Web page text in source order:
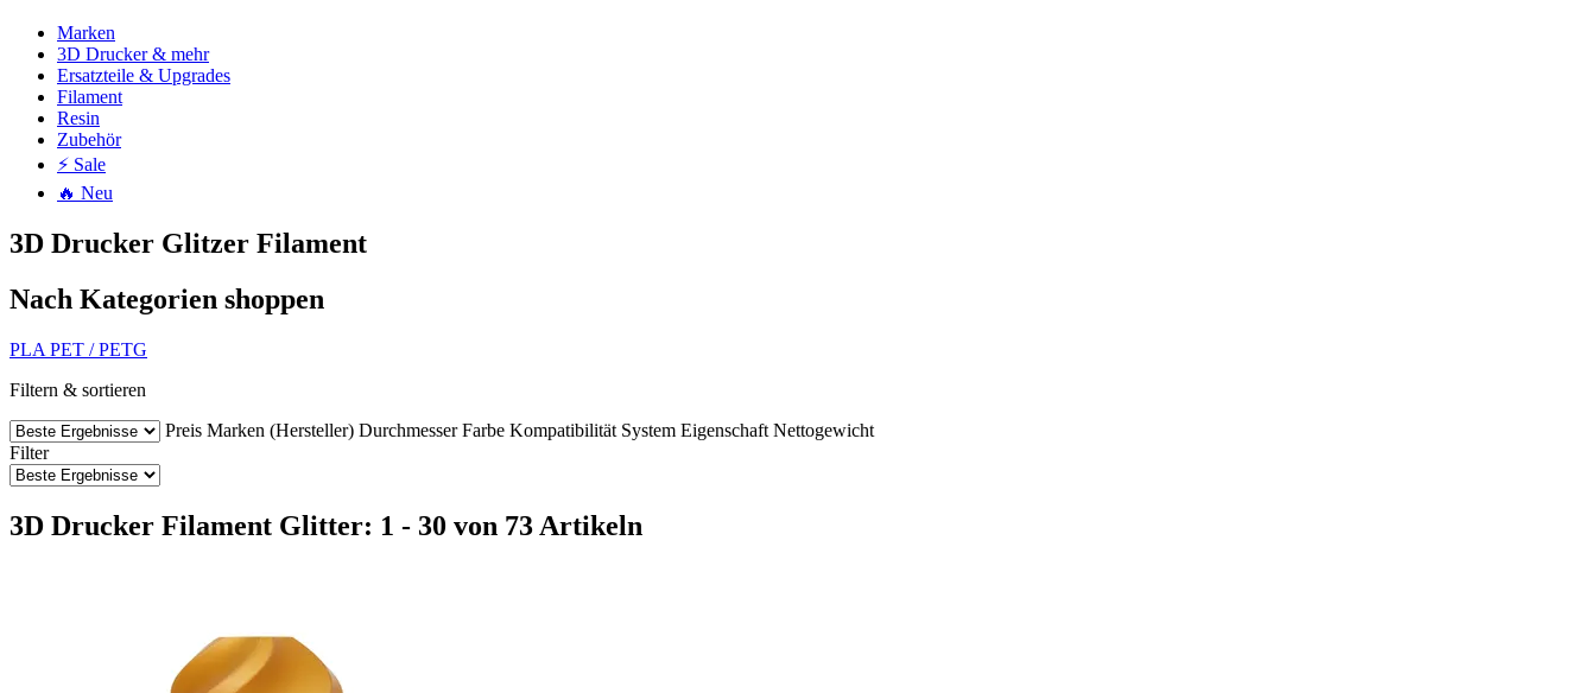
Marken
3D Drucker & mehr
Ersatzteile & Upgrades
Filament
Resin
Zubehör
⚡ Sale
🔥 Neu
3D Drucker Glitzer Filament
Nach Kategorien shoppen
PLA PET / PETG
Filtern & sortieren
Preis Marken (Hersteller) Durchmesser Farbe Kompatibilität System Eigenschaft Nettogewicht
Filter
3D Drucker Filament Glitter: 1 - 30 von 73 Artikeln